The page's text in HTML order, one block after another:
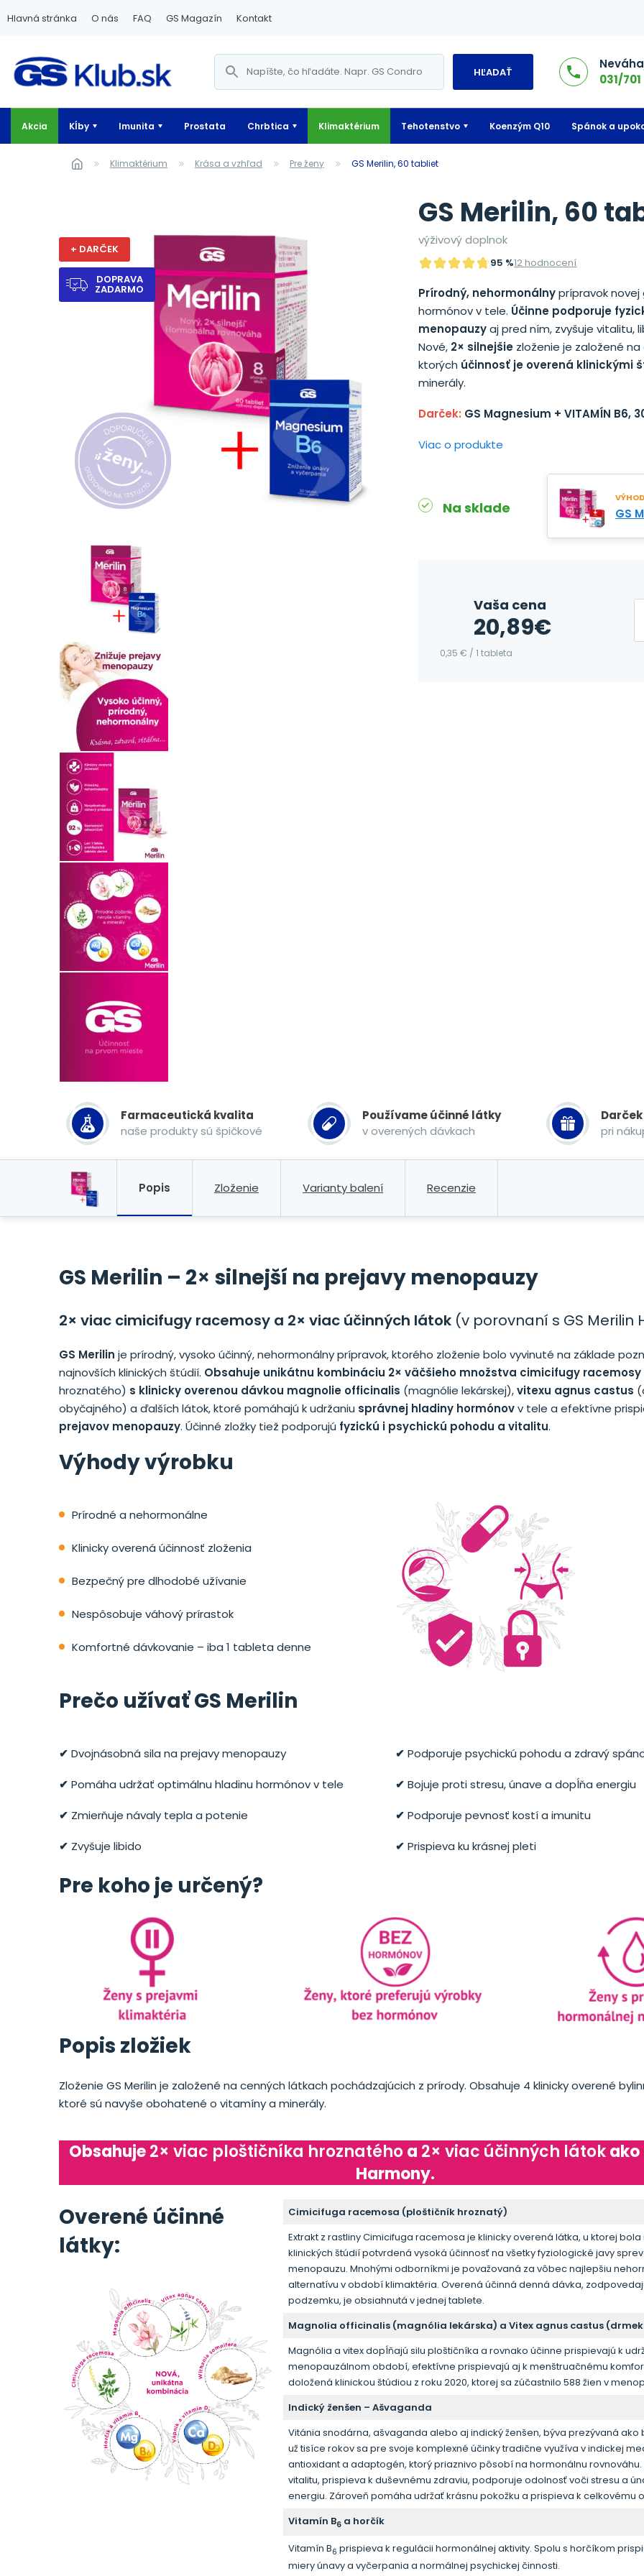
Hlavná stránka O nás FAQ GS Magazín Kontakt
HĽADAŤ
031/701
Akcia Kĺby Imunita Prostata Chrbtica Klimaktérium Tehotenstvo Koenzým Q10 Spánok a
Klimaktérium Krása a vzhľad Pre ženy GS Merilin, 60 tabliet
+ DARČEK
DOPRAVA
ZADARMO
GS Merilin, 60
výživový doplnok
95 %12 hodnocení
Prírodný, nehormonálnyprípravok novej
hormónov v tele. Účinne podporuje
menopauzyaj pred ním, zvyšuje vitalitu,
Nové, 2× silnejšie zloženie je založené
ktorých účinnosť je overená klinickými
minerály.
Darček: GS Magnesium + VITAMÍN B6,
Viac o produkte
Na sklade GS
Vaša cena
20,89€
0,35 € / 1 tableta
Farmaceutická kvalita
naše produkty sú špičkové
Používame účinné látky
v overených dávkach
pri
Popis Zloženie Varianty balení Recenzie
GS Merilin – 2× silnejší na prejavy menopauzy
2× viac cimicifugy racemosy a 2× viac účinných látok (v porovnaní s GS Merilin
GS Merilin je prírodný, vysoko účinný, nehormonálny prípravok, ktorého zloženie bolo vyvinuté na základe
najnovších klinických štúdií. Obsahuje unikátnu kombináciu 2× väčšieho množstva cimicifugy racemosy
hroznatého) s klinicky overenou dávkou magnolie officinalis (magnólie lekárskej),vitexu agnus castus
obyčajného) a ďalších látok, ktoré pomáhajú k udržaniu správnej hladiny hormónovv tele a efektívne
prejavov menopauzy. Účinné zložky tiež podporujú fyzickú i psychickú pohodu a vitalitu.
Výhody výrobku
Prírodné a nehormonálne
Klinicky overená účinnosť zloženia
Bezpečný pre dlhodobé užívanie
Nespôsobuje váhový prírastok
Komfortné dávkovanie – iba 1 tableta denne
Prečo užívať GS Merilin
✔ Dvojnásobná sila na prejavy menopauzy
✔ Pomáha udržať optimálnu hladinu hormónov v tele
✔ Zmierňuje návaly tepla a potenie
✔ Zvyšuje libido
✔ Podporuje psychickú pohodu a zdravý
✔ Bojuje proti stresu, únave a dopĺňa energiu
✔ Podporuje pevnosť kostí a imunitu
✔ Prispieva ku krásnej pleti
Pre koho je určený?
Popis zložiek
Zloženie GS Merilin je založené na cenných látkach pochádzajúcich z prírody. Obsahuje 4 klinicky overené
ktoré sú navyše obohatené o vitamíny a minerály.
Obsahuje2× viac ploštičníka hroznatéhoa 2× viac účinných látokako
Harmony.
Overené účinné
látky:
Cimicifuga racemosa (ploštičník hroznatý)
Extrakt z rastliny Cimicifuga racemosa je klinicky overená látka, u ktorej
klinických štúdií potvrdená vysoká účinnosť na všetky fyziologické javy
menopauzu. Mnohými odborníkmi je považovaná za vôbec najlepšiu
alternatívu v období klimaktéria. Overená účinná denná dávka,
podzemku, je obsiahnutá v jednej tablete.
Magnolia officinalis (magnólia lekárska) a Vitex agnus castus
Magnólia a vitex dopĺňajú silu ploštičníka a rovnako účinne prispievajú k
menopauzálnom období, efektívne prispievajú aj k menštruačnému
doložená klinickou štúdiou z roku 2020, ktorej sa zúčastnilo 588 žien v
Indický ženšen – Ašvaganda
Vitánia snodárna, ašvaganda alebo aj indický ženšen, býva prezývaná ako
už tisíce rokov sa pre svoje komplexné účinky tradične využíva v indickej
antioxidant a adaptogén, ktorý priaznivo pôsobí na hormonálnu
vitalitu, prispieva k duševnému zdraviu, podporuje odolnosť voči stresu a
energiu. Zároveň pomáha udržať krásnu pokožku a prispieva k celkovému
Vitamín B6 a horčík
Vitamín B6 prispieva k regulácii hormonálnej aktivity. Spolu s horčíkom
miery únavy a vyčerpania a normálnej psychickej činnosti.